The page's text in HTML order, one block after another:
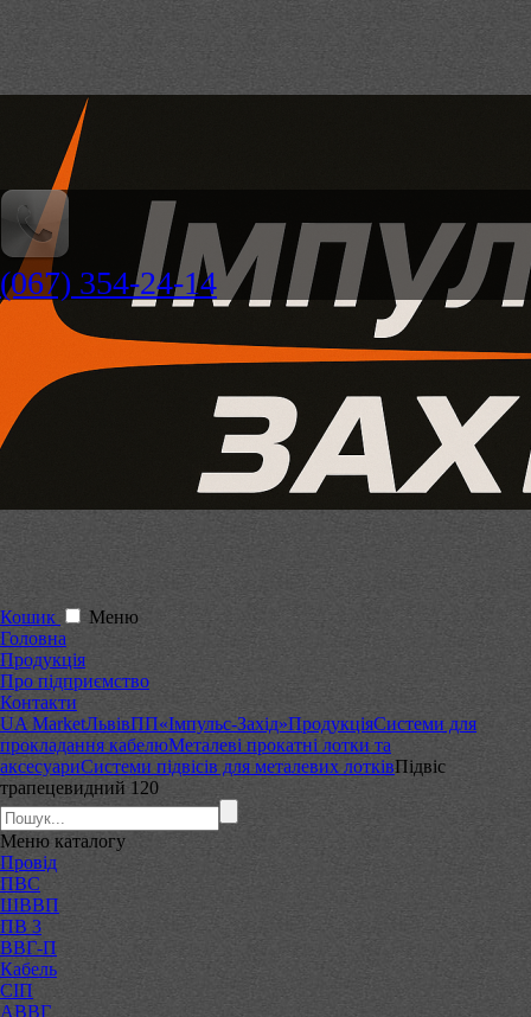
(067) 354-24-14
Кошик
Меню
Головна
Продукція
Про підприємство
Контакти
UA MarketЛьвівПП«Імпульс-Захід»ПродукціяСистеми для
прокладання кабелюМеталеві прокатні лотки та
аксесуариСистеми підвісів для металевих лотківПідвіс
трапецевидний 120
Меню каталогу
Провід
ПВС
ШВВП
ПВ 3
ВВГ-П
Кабель
СІП
АВВГ